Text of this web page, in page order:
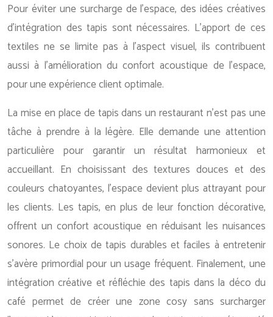
Pour éviter une surcharge de l’espace, des idées créatives
d’intégration des tapis sont nécessaires. L’apport de ces
textiles ne se limite pas à l’aspect visuel, ils contribuent
aussi à l’amélioration du confort acoustique de l’espace,
pour une expérience client optimale.
La mise en place de tapis dans un restaurant n’est pas une
tâche à prendre à la légère. Elle demande une attention
particulière pour garantir un résultat harmonieux et
accueillant. En choisissant des textures douces et des
couleurs chatoyantes, l’espace devient plus attrayant pour
les clients. Les tapis, en plus de leur fonction décorative,
offrent un confort acoustique en réduisant les nuisances
sonores. Le choix de tapis durables et faciles à entretenir
s’avère primordial pour un usage fréquent. Finalement, une
intégration créative et réfléchie des tapis dans la déco du
café permet de créer une zone cosy sans surcharger